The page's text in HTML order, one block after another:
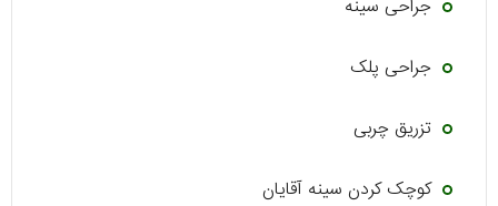
جراحی سینه
جراحی پلک
تزریق چربی
کوچک کردن سینه آقایان